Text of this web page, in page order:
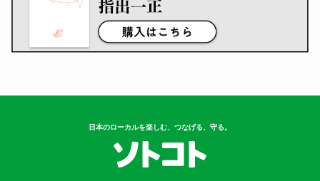
日本のローカルを楽しむ、つなげる、守る。